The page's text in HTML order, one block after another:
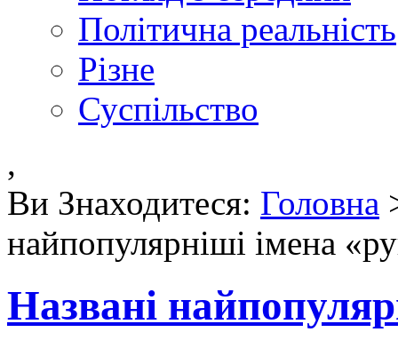
Політична реальність
Різне
Суспільство
,
Ви Знаходитеся: Головна
найпопулярніші імена
Названі